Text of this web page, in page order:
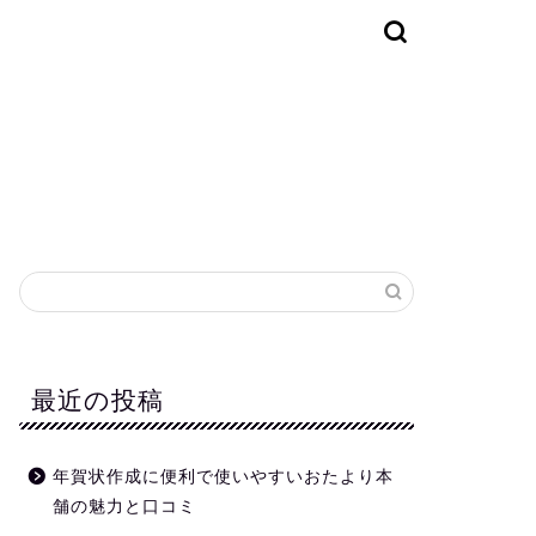
最近の投稿
年賀状作成に便利で使いやすいおたより本
舗の魅力と口コミ